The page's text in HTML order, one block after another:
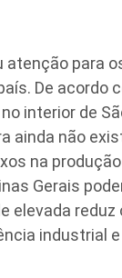
para
De acordo
interior de
ainda não
na
Gerais
elevada reduz
industrial